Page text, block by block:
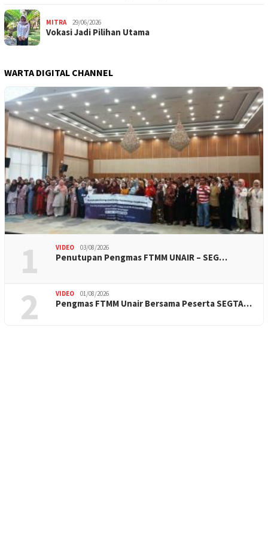
MITRA 29/06/2026
Vokasi Jadi Pilihan Utama
WARTA DIGITAL CHANNEL
1 VIDEO 03/08/2026
Penutupan Pengmas FTMM UNAIR – SEG…
2 VIDEO 01/08/2026
Pengmas FTMM Unair Bersama Peserta SEGTA…